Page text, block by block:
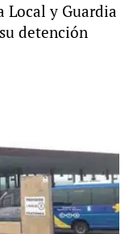
Local y Guardia
detención